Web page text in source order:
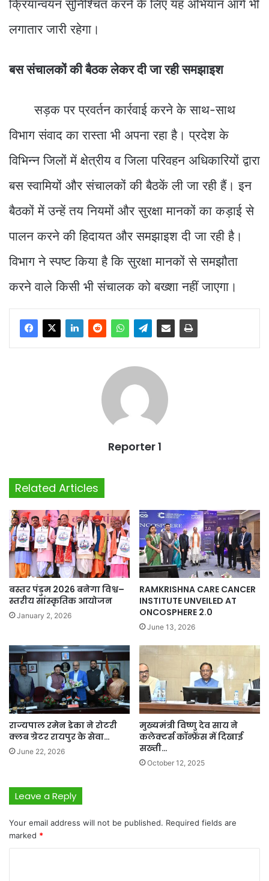
क्रियान्वयन सुनिश्चित करने के लिए यह अभियान आगे भी
लगातार जारी रहेगा।
बस संचालकों की बैठक लेकर दी जा रही समझाइश
सड़क पर प्रवर्तन कार्रवाई करने के साथ-साथ
विभाग संवाद का रास्ता भी अपना रहा है। प्रदेश के
विभिन्न जिलों में क्षेत्रीय व जिला परिवहन अधिकारियों द्वारा
बस स्वामियों और संचालकों की बैठकें ली जा रही हैं। इन
बैठकों में उन्हें तय नियमों और सुरक्षा मानकों का कड़ाई से
पालन करने की हिदायत और समझाइश दी जा रही है।
विभाग ने स्पष्ट किया है कि सुरक्षा मानकों से समझौता
करने वाले किसी भी संचालक को बख्शा नहीं जाएगा।
Reporter 1
Related Articles
बस्तर पंडुम 2026 बनेगा विश्व–
स्तरीय सांस्कृतिक आयोजन
January 2, 2026
RAMKRISHNA CARE CANCER
INSTITUTE UNVEILED AT
ONCOSPHERE 2.0
June 13, 2026
राज्यपाल रमेन डेका ने रोटरी
क्लब ग्रेटर रायपुर के सेवा…
June 22, 2026
मुख्यमंत्री विष्णु देव साय ने
कलेक्टर्स कॉन्फ्रेंस में दिखाई
सख्ती…
October 12, 2025
Leave a Reply
Your email address will not be published. Required fields are
marked *